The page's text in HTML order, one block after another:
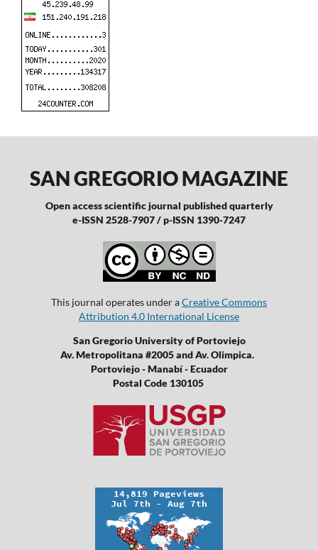
SAN GREGORIO MAGAZINE
Open access scientific journal published quarterly
e-ISSN 2528-7907 / p-ISSN 1390-7247
This journal operates under aCreative Commons
Attribution 4.0 International License
San Gregorio University of Portoviejo
Av. Metropolitana #2005 and Av. Olimpica.
Portoviejo - Manabí - Ecuador
Postal Code 130105